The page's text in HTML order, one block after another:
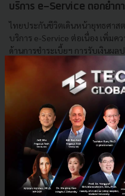
บริการ e-Service ตอกย้ำก
ไทยประกันชีวิตเดินหน้ายุทธศาส
บริการ e-Service ต่อเนื่อง เพิ่มค
ด้านการชำระเบี้ยฯ การรับเงินผล
| ByTechsauce
e-Service